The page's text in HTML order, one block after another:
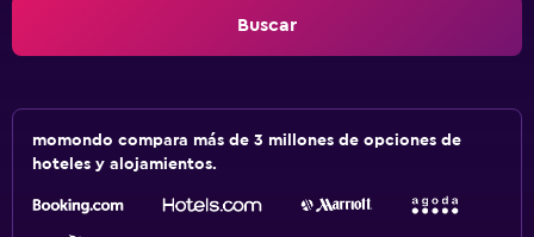
Buscar
momondo compara más de 3 millones de opciones de
hoteles y alojamientos.